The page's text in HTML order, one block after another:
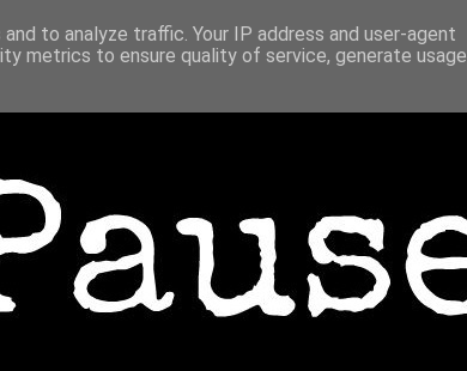
to analyze traffic. Your IP address and user-agent
metrics to ensure quality of service, generate usage